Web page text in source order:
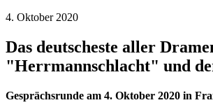
4. Oktober 2020
Das deutscheste aller
"Herrmannschlacht" und
Gesprächsrunde am 4. Oktober 2020 in